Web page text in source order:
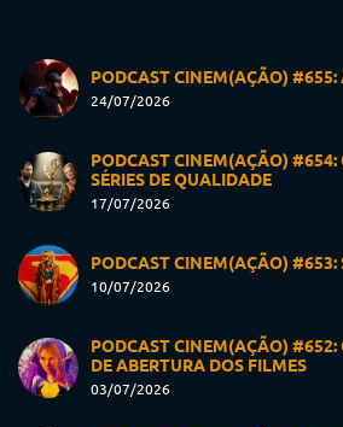
PODCAST CINEM(AÇÃO) #655:
24/07/2026
PODCAST CINEM(AÇÃO) #654:
SÉRIES DE QUALIDADE
17/07/2026
PODCAST CINEM(AÇÃO) #653:
10/07/2026
PODCAST CINEM(AÇÃO) #652:
DE ABERTURA DOS FILMES
03/07/2026